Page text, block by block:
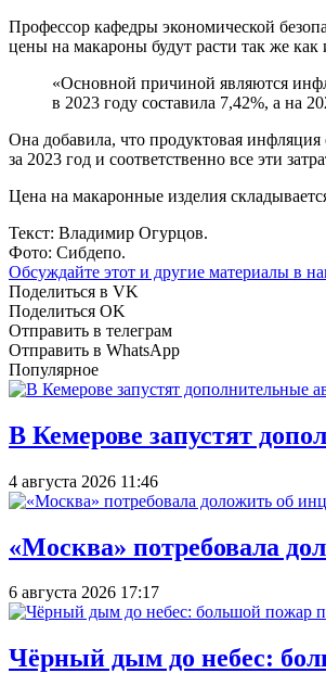
Профессор кафедры экономической
цены на макароны будут расти так же
«Основной причиной являются
в 2023 году составила 7,42%, а на
Она добавила, что продуктовая
за 2023 год и соответственно все эти
Цена на макаронные изделия
Текст: Владимир Огурцов.
Фото: Сибдепо.
Обсуждайте этот и другие материалы в
Поделиться в VK
Поделиться OK
Отправить в телеграм
Отправить в WhatsApp
Популярное
В Кемерове запустят
4 августа 2026 11:46
«Москва» потребовала
6 августа 2026 17:17
Чёрный дым до небес: